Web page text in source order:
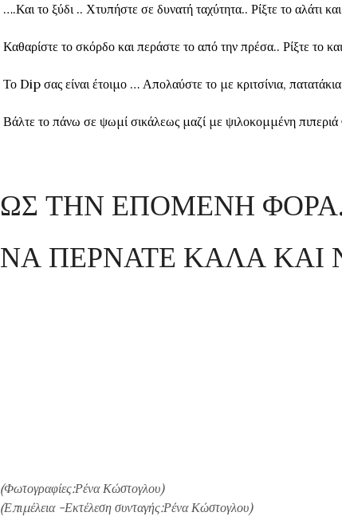
….Και το ξύδι .. Χτυπήστε σε δυνατή ταχύτητα.. Ρίξτε το αλάτι και
Καθαρίστε το σκόρδο και περάστε το από την πρέσα.. Ρίξτε το
Το Dip σας είναι έτοιμο … Απολαύστε το με κριτσίνια, πατατάκια
Βάλτε το πάνω σε ψωμί σικάλεως μαζί με ψιλοκομμένη
ΩΣ ΤΗΝ ΕΠΟΜΕΝΗ
ΝΑ ΠΕΡΝΑΤΕ ΚΑΛΑ ΚΑΙ
(Φωτογραφίες:Ρένα Κώστογλου)
(Επιμέλεια -Εκτέλεση συνταγής:Ρένα Κώστογλου)